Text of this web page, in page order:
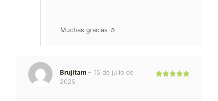
Muchas gracias ☺️
Brujitam – 15 de julio de
2025